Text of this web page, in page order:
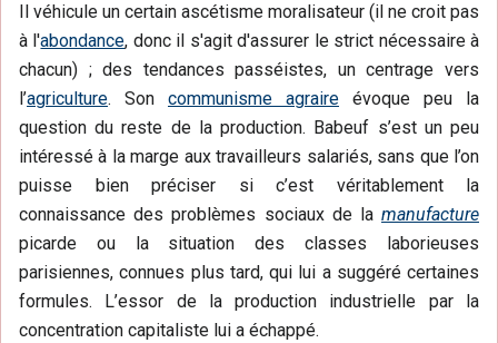
Il véhicule un certain ascétisme moralisateur (il ne croit pas
à l'abondance, donc il s'agit d'assurer le strict nécessaire à
chacun) ; des tendances passéistes, un centrage vers
l’agriculture. Son communisme agraire évoque peu la
question du reste de la production. Babeuf s’est un peu
intéressé à la marge aux travailleurs salariés, sans que l’on
puisse bien préciser si c’est véritablement la
connaissance des problèmes sociaux de la manufacture
picarde ou la situation des classes laborieuses
parisiennes, connues plus tard, qui lui a suggéré certaines
formules. L’essor de la production industrielle par la
concentration capitaliste lui a échappé.